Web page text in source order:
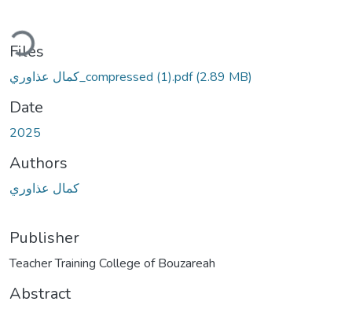
Files
كمال عذاوري_compressed (1).pdf(2.89 MB)
Date
2025
Authors
كمال عذاوري
Publisher
Abstract